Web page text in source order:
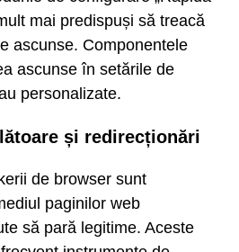
mai predispuși să treacă
ascunse. Componentele
ascunse în setările de
personalizate.
și redirecționări
de browser sunt
paginilor web
să pară legitime. Aceste